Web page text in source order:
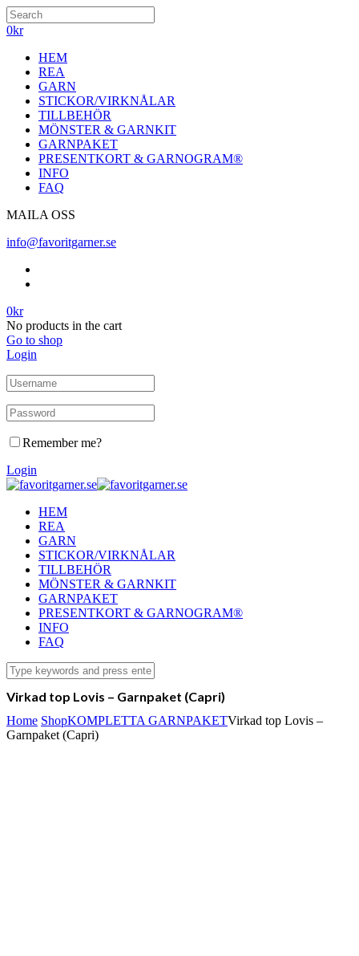
0kr
HEM
REA
GARN
STICKOR/VIRKNÅLAR
TILLBEHÖR
MÖNSTER & GARNKIT
GARNPAKET
PRESENTKORT & GARNOGRAM®
INFO
FAQ
MAILA OSS
info@favoritgarner.se
0kr
No products in the cart
Go to shop
Login
Remember me?
Login
HEM
REA
GARN
STICKOR/VIRKNÅLAR
TILLBEHÖR
MÖNSTER & GARNKIT
GARNPAKET
PRESENTKORT & GARNOGRAM®
INFO
FAQ
Virkad top Lovis – Garnpaket (Capri)
Home ShopKOMPLETTA GARNPAKETVirkad top Lovis –
Garnpaket (Capri)